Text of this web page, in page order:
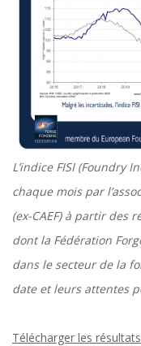
L’indice FISI (Foundry
chaque mois par
(ex-CAEF) à partir des
dont la Fédération
dans le secteur de la
date et leurs attentes
Télécharger les